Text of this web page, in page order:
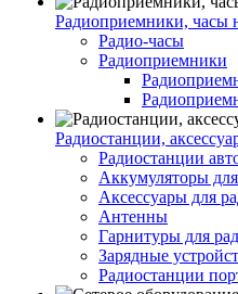
Радиоприемники, часы
Радио-часы
Радиоприемники
Радиостанции,
Радиостанции
Аккумуляторы
Аксессуары для
Антенны
Гарнитуры для
Зарядные
Радиостанции